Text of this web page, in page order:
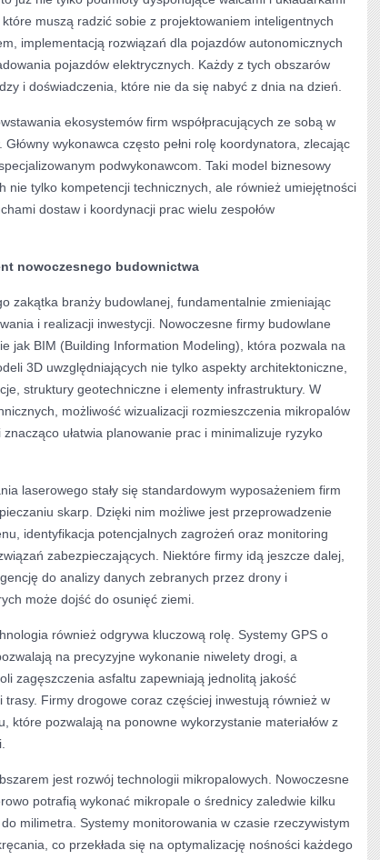
muszą radzić sobie z projektowaniem inteligentnych
implementacją rozwiązań dla pojazdów autonomicznych
pojazdów elektrycznych. Każdy z tych obszarów
i doświadczenia, które nie da się nabyć z dnia na dzień.
ekosystemów firm współpracujących ze sobą w
wykonawca często pełni rolę koordynatora, zlecając
podwykonawcom. Taki model biznesowy
nie tylko kompetencji technicznych, ale również umiejętności
dostaw i koordynacji prac wielu zespołów
nowoczesnego budownictwa
zakątka branży budowlanej, fundamentalnie zmieniając
i realizacji inwestycji. Nowoczesne firmy budowlane
jak BIM (Building Information Modeling), która pozwala na
3D uwzględniających nie tylko aspekty architektoniczne,
struktury geotechniczne i elementy infrastruktury. W
możliwość wizualizacji rozmieszczenia mikropalów
ułatwia planowanie prac i minimalizuje ryzyko
laserowego stały się standardowym wyposażeniem firm
skarp. Dzięki nim możliwe jest przeprowadzenie
identyfikacja potencjalnych zagrożeń oraz monitoring
zabezpieczających. Niektóre firmy idą jeszcze dalej,
do analizy danych zebranych przez drony i
może dojść do osunięć ziemi.
również odgrywa kluczową rolę. Systemy GPS o
na precyzyjne wykonanie niwelety drogi, a
zagęszczenia asfaltu zapewniają jednolitą jakość
trasy. Firmy drogowe coraz częściej inwestują również w
które pozwalają na ponowne wykorzystanie materiałów z
jest rozwój technologii mikropalowych. Nowoczesne
potrafią wykonać mikropale o średnicy zaledwie kilku
milimetra. Systemy monitorowania w czasie rzeczywistym
co przekłada się na optymalizację nośności każdego